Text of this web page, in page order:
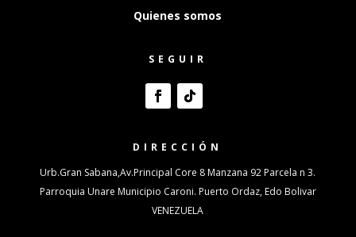
Quienes somos
SEGUIR
DIRECCIÓN
Urb.Gran Sabana,Av.Principal Core 8 Manzana 92 Parcela n 3.
Parroquia Unare Municipio Caroni. Puerto Ordaz, Edo Bolivar
VENEZUELA